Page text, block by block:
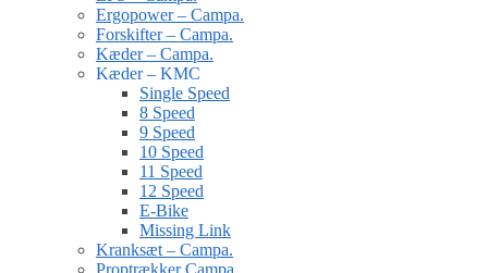
Ergopower – Campa.
Forskifter – Campa.
Kæder – Campa.
Kæder – KMC
Single Speed
8 Speed
9 Speed
10 Speed
11 Speed
12 Speed
E-Bike
Missing Link
Kranksæt – Campa.